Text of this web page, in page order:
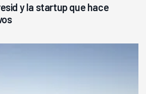
y la startup que hace